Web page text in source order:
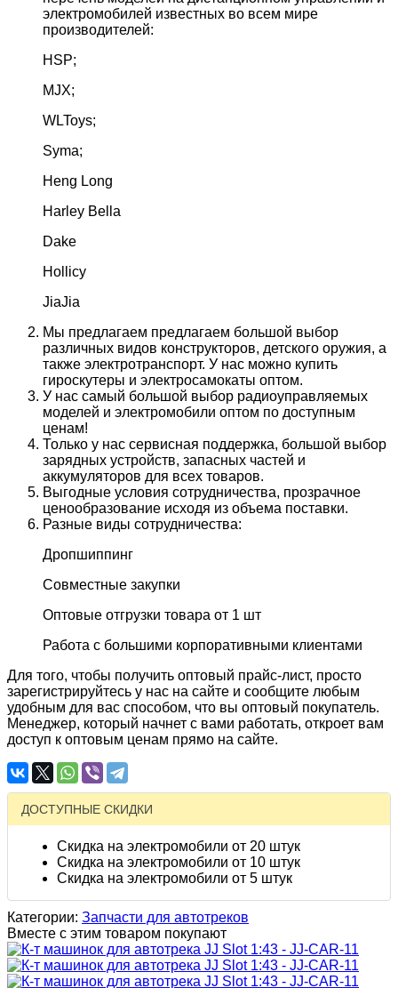
электромобилей известных во всем мире
производителей:
HSP;
MJX;
WLToys;
Syma;
Heng Long
Harley Bella
Dake
Hollicy
JiaJia
Мы предлагаем предлагаем большой выбор
различных видов конструкторов, детского оружия, а
также электротранспорт. У нас можно купить
гироскутеры и электросамокаты оптом.
У нас самый большой выбор радиоуправляемых
моделей и электромобили оптом по доступным
ценам!
Только у нас сервисная поддержка, большой выбор
зарядных устройств, запасных частей и
аккумуляторов для всех товаров.
Выгодные условия сотрудничества, прозрачное
ценообразование исходя из объема поставки.
Разные виды сотрудничества:
Дропшиппинг
Совместные закупки
Оптовые отгрузки товара от 1 шт
Работа с большими корпоративными клиентами
Для того, чтобы получить оптовый прайс-лист, просто
зарегистрируйтесь у нас на сайте и сообщите любым
удобным для вас способом, что вы оптовый покупатель.
Менеджер, который начнет с вами работать, откроет вам
доступ к оптовым ценам прямо на сайте.
ДОСТУПНЫЕ СКИДКИ
Скидка на электромобили от 20 штук
Скидка на электромобили от 10 штук
Скидка на электромобили от 5 штук
Категории: Запчасти для автотреков
Вместе с этим товаром покупают